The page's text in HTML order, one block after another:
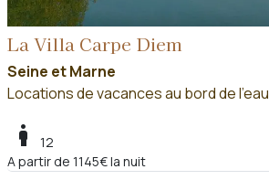
La Villa Carpe Diem
Seine et Marne
Locations de vacances au bord de l'eau
boy
12
A partir de 1145€ la nuit